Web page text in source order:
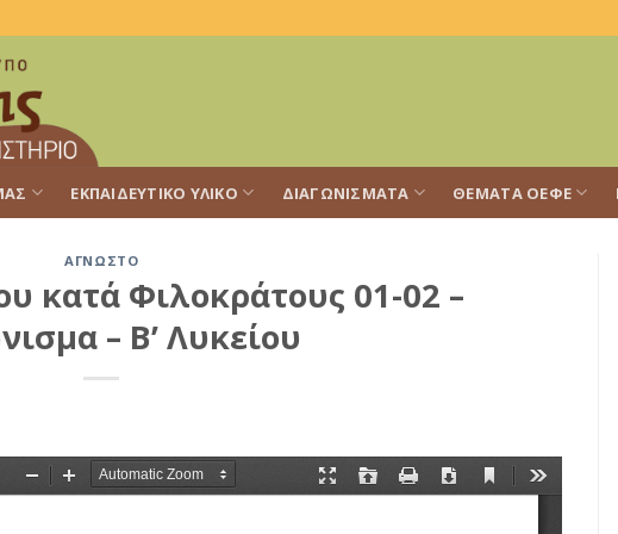
ΕΚΠΑΙΔΕΥΤΙΚΌ ΥΛΙΚΌ ΔΙΑΓΩΝΊΣΜΑΤΑ ΘΈΜΑΤΑ ΟΕΦΕ
ΆΓΝΩΣΤΟ
κατά Φιλοκράτους 01-02 –
– Β’ Λυκείου